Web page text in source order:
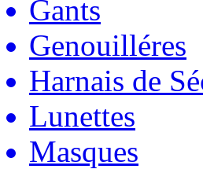
Gants
Genouilléres
Harnais de
Lunettes
Masques